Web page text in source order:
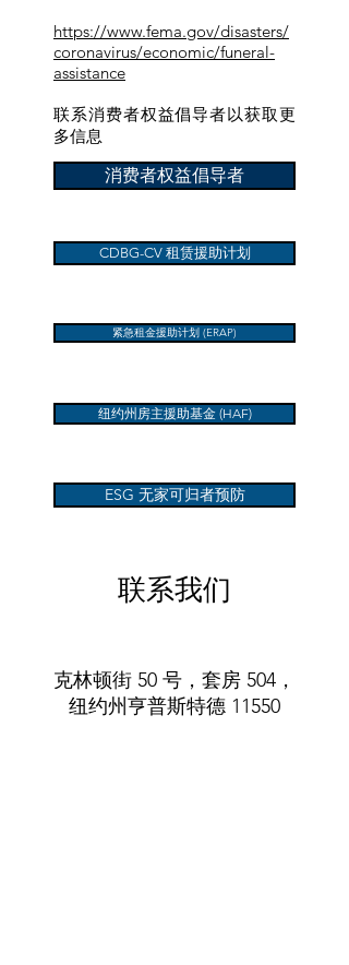
https://www.fema.gov/disasters/
coronavirus/economic/funeral-
assistance
联系消费者权益倡导者以获取更
多信息
消费者权益倡导者
CDBG-CV 租赁援助计划
紧急租金援助计划 (ERAP)
纽约州房主援助基金 (HAF)
ESG 无家可归者预防
联系我们
克林顿街 50 号，套房 504，
纽约州亨普斯特德 11550